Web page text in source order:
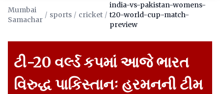
Mumbai
Samachar
/ sports / cricket /
india-vs-pakistan-womens-
t20-world-cup-match-
preview
ટી-20 વર્લ્ડ કપમાં આજે ભારત
વિરુદ્ધ પાકિસ્તાનઃ હરમનની ટીમ